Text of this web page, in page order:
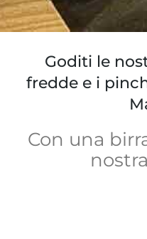
Goditi le
fredde e i
Con una